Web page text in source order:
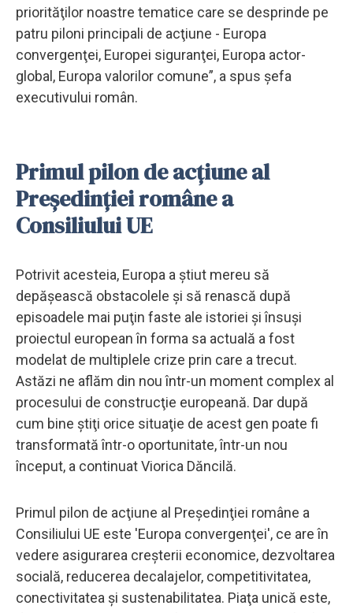
priorităţilor noastre tematice care se desprinde pe
patru piloni principali de acţiune - Europa
convergenţei, Europei siguranţei, Europa actor-
global, Europa valorilor comune”, a spus şefa
executivului român.
Primul pilon de acţiune al
Preşedinţiei române a
Consiliului UE
Potrivit acesteia, Europa a ştiut mereu să
depăşească obstacolele şi să renască după
episoadele mai puţin faste ale istoriei şi însuşi
proiectul european în forma sa actuală a fost
modelat de multiplele crize prin care a trecut.
Astăzi ne aflăm din nou într-un moment complex al
procesului de construcţie europeană. Dar după
cum bine ştiţi orice situaţie de acest gen poate fi
transformată într-o oportunitate, într-un nou
început, a continuat Viorica Dăncilă.
Primul pilon de acţiune al Preşedinţiei române a
Consiliului UE este 'Europa convergenţei', ce are în
vedere asigurarea creşterii economice, dezvoltarea
socială, reducerea decalajelor, competitivitatea,
conectivitatea şi sustenabilitatea. Piaţa unică este,